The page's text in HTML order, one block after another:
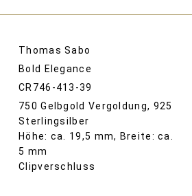
Thomas Sabo
Bold Elegance
CR746-413-39
750 Gelbgold Vergoldung, 925
Sterlingsilber
Höhe: ca. 19,5 mm, Breite: ca.
5 mm
Clipverschluss